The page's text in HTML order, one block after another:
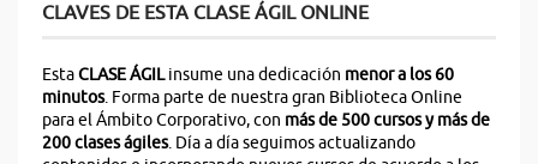
CLAVES DE ESTA CLASE ÁGIL ONLINE
EstaCLASE ÁGILinsume una dedicación menor a los 60
minutos. Forma parte de nuestra gran Biblioteca Online
para el Ámbito Corporativo, con más de 500 cursos y más de
200 clases ágiles. Día a día seguimos actualizando